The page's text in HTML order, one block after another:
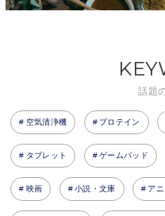
話題
空気清浄機 プロテイン
タブレット ゲームパッド
映画 小説・文庫 アニ